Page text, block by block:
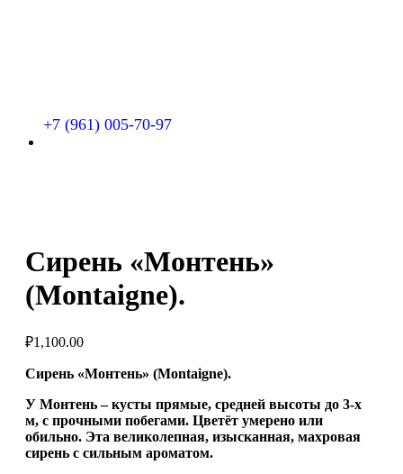
+7 (961) 005-70-97
Сирень «Монтень»
(Montaigne).
₽1,100.00
Сирень «Монтень» (Montaigne).
У Монтень – кусты прямые, средней высоты до 3-х
м, с прочными побегами. Цветёт умерено или
обильно. Эта великолепная, изысканная, махровая
сирень с сильным ароматом.